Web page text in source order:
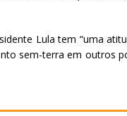
Lula tem “uma
sem-terra em outros